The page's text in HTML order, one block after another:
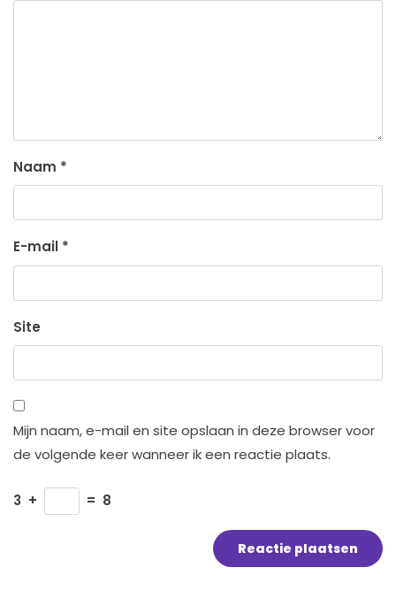
Naam *
E-mail *
Site
Mijn naam, e-mail en site opslaan in deze browser voor
de volgende keer wanneer ik een reactie plaats.
3 + = 8